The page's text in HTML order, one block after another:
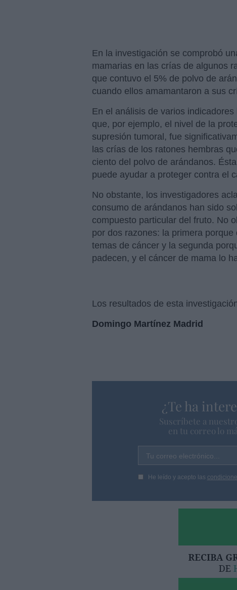
En la investigación se comprobó
mamarias en las crías de algunos
que contuvo el 5% de polvo de
cuando ellos amamantaron a sus
En el análisis de varios
que, por ejemplo, el nivel de la
supresión tumoral, fue
las crías de los ratones hembras
ciento del polvo de arándanos.
puede ayudar a proteger contra el
No obstante, los investigadores
consumo de arándanos han sido
compuesto particular del fruto. No
por dos razones: la primera
temas de cáncer y la segunda
padecen, y el cáncer de mama lo
Los resultados de esta
Domingo Martínez Madrid
¿Te ha
Suscríbete a
en tu correo lo
Tu correo electrónico...
He leído y acepto las